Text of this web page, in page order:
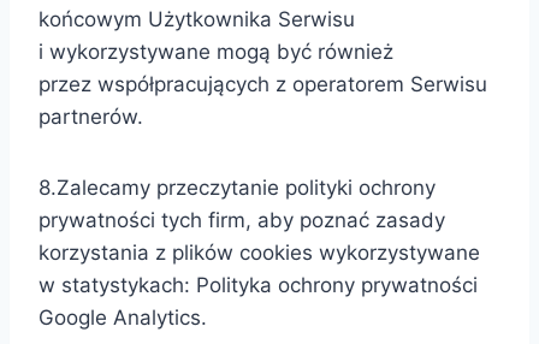
końcowym Użytkownika Serwisu
i wykorzystywane mogą być również
przez współpracujących z operatorem Serwisu
partnerów.
8.Zalecamy przeczytanie polityki ochrony
prywatności tych firm, aby poznać zasady
korzystania z plików cookies wykorzystywane
w statystykach: Polityka ochrony prywatności
Google Analytics.